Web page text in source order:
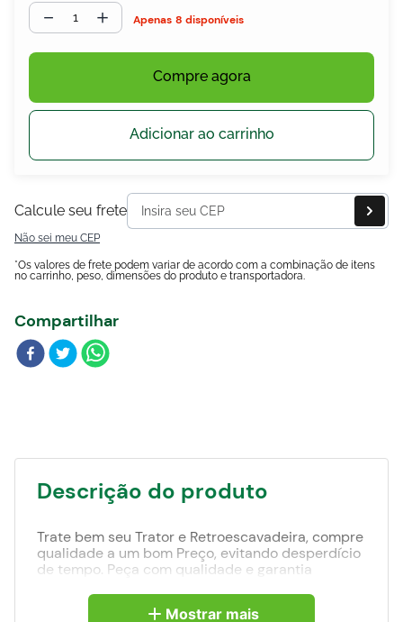
＋
－ 8 disponíveis
Compre agora
Adicionar ao carrinho
Calcule seu frete
Não sei meu CEP
*Os valores de frete podem variar de acordo com a combinação de itens
no carrinho, peso, dimensões do produto e transportadora.
Compartilhar
Descrição do produto
Trate bem seu Trator e Retroescavadeira, compre
qualidade a um bom Preço, evitando desperdício
de tempo. Peça com qualidade e garantia
Mostrar mais
Blog